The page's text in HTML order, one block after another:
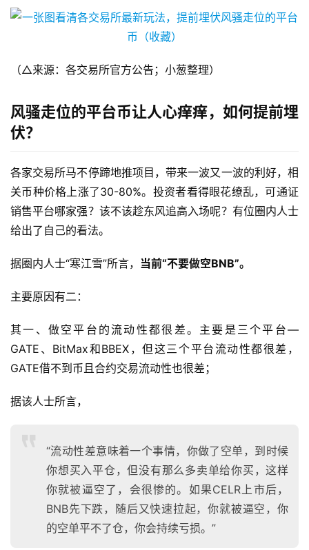
（△来源：各交易所官方公告；小葱整理）
风骚走位的平台币让人心痒痒，如何提前埋
伏？
各家交易所马不停蹄地推项目，带来一波又一波的利好，相
关币种价格上涨了30-80%。投资者看得眼花缭乱，可通证
销售平台哪家强？该不该趁东风追高入场呢？有位圈内人士
给出了自己的看法。
据圈内人士“寒江雪”所言， 当前“不要做空BNB”。
主要原因有二：
其一、做空平台的流动性都很差。主要是三个平台—
GATE、BitMax和BBEX，但这三个平台流动性都很差，
GATE借不到币且合约交易流动性也很差；
据该人士所言，
“流动性差意味着一个事情，你做了空单，到时候
你想买入平仓，但没有那么多卖单给你买，这样
你就被逼空了，会很惨的。如果CELR上市后，
BNB先下跌，随后又快速拉起，你就被逼空，你
的空单平不了仓，你会持续亏损。”